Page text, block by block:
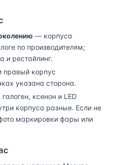
— корпуса
по производителям;
и рестайлинг.
корпус
указана сторона.
ксенон и LED
корпуса разные. Если не
маркировки фары или